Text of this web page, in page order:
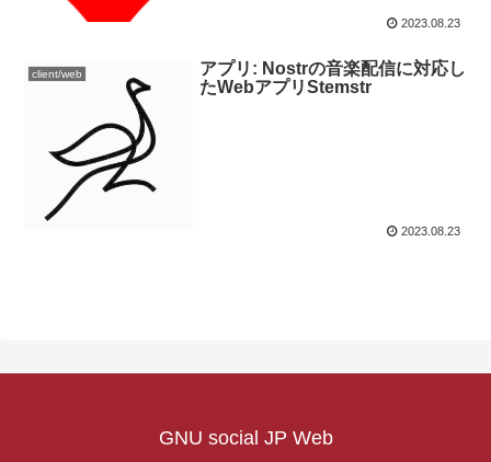
2023.08.23
client/web
アプリ: Nostrの音楽配信に対応し
たWebアプリStemstr
2023.08.23
GNU social JP Web